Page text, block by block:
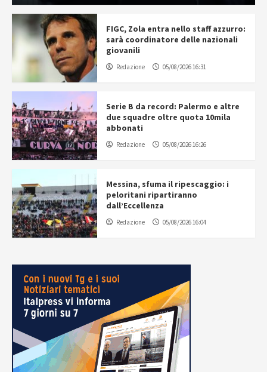
FIGC, Zola entra nello staff azzurro:
sarà coordinatore delle nazionali
giovanili
Redazione 05/08/2026 16:31
Serie B da record: Palermo e altre
due squadre oltre quota 10mila
abbonati
Redazione 05/08/2026 16:26
Messina, sfuma il ripescaggio: i
peloritani ripartiranno
dall’Eccellenza
Redazione 05/08/2026 16:04